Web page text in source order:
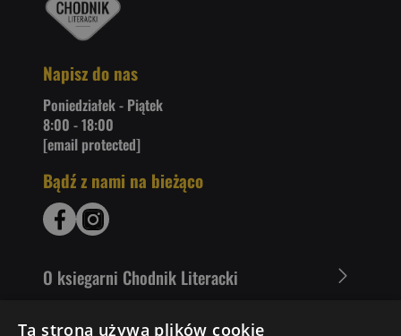
Napisz do nas
Poniedziałek - Piątek
8:00 - 18:00
[email protected]
Bądź z nami na bieżąco
O ksiegarni Chodnik Literacki
Zakupy u nas
Ta strona używa plików cookie